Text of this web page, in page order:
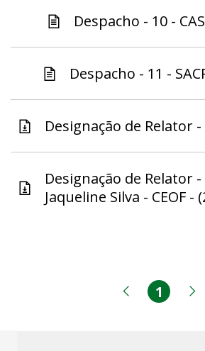
Despacho - 10 -
Despacho - 11 -
Designação de Relator -
Designação de Relator
Jaqueline Silva - CEOF -
Página
Página
1